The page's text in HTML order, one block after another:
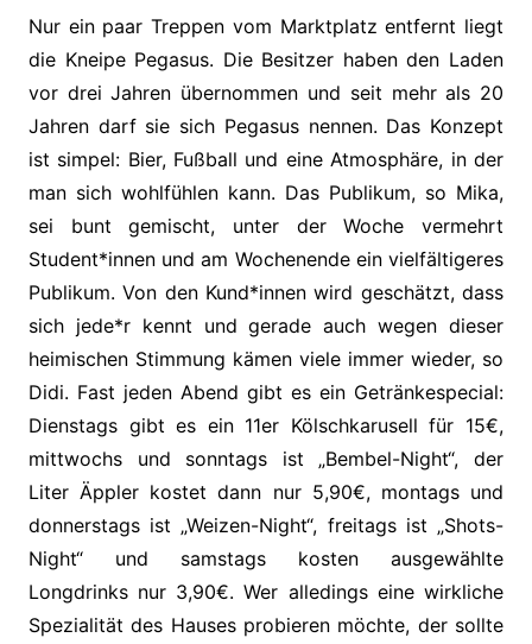
Nur ein paar Treppen vom Marktplatz entfernt liegt
die Kneipe Pegasus. Die Besitzer haben den Laden
vor drei Jahren übernommen und seit mehr als 20
Jahren darf sie sich Pegasus nennen. Das Konzept
ist simpel: Bier, Fußball und eine Atmosphäre, in der
man sich wohlfühlen kann. Das Publikum, so Mika,
sei bunt gemischt, unter der Woche vermehrt
Student*innen und am Wochenende ein vielfältigeres
Publikum. Von den Kund*innen wird geschätzt, dass
sich jede*r kennt und gerade auch wegen dieser
heimischen Stimmung kämen viele immer wieder, so
Didi. Fast jeden Abend gibt es ein Getränkespecial:
Dienstags gibt es ein 11er Kölschkarusell für 15€,
mittwochs und sonntags ist „Bembel-Night“, der
Liter Äppler kostet dann nur 5,90€, montags und
donnerstags ist „Weizen-Night“, freitags ist „Shots-
Night“ und samstags kosten ausgewählte
Longdrinks nur 3,90€. Wer alledings eine wirkliche
Spezialität des Hauses probieren möchte, der sollte